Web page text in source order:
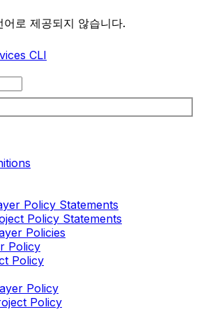
로 제공되지 않습니다.
CLI
Policy Statements
Policy Statements
Policies
Policy
Policy
Policy
Policy